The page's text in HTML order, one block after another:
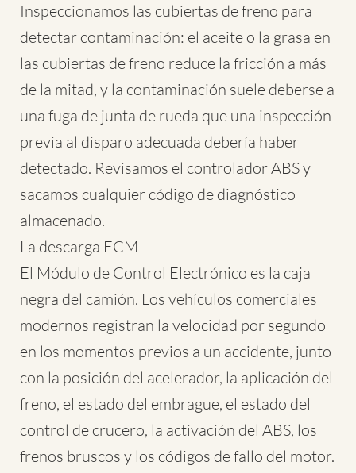
Inspeccionamos las cubiertas de freno para
detectar contaminación: el aceite o la grasa en
las cubiertas de freno reduce la fricción a más
de la mitad, y la contaminación suele deberse a
una fuga de junta de rueda que una inspección
previa al disparo adecuada debería haber
detectado. Revisamos el controlador ABS y
sacamos cualquier código de diagnóstico
almacenado.
La descarga ECM
El Módulo de Control Electrónico es la caja
negra del camión. Los vehículos comerciales
modernos registran la velocidad por segundo
en los momentos previos a un accidente, junto
con la posición del acelerador, la aplicación del
freno, el estado del embrague, el estado del
control de crucero, la activación del ABS, los
frenos bruscos y los códigos de fallo del motor.